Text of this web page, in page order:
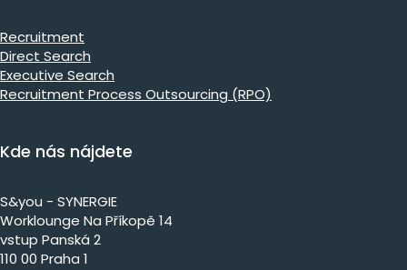
Recruitment
Direct Search
Executive Search
Recruitment Process Outsourcing (RPO)
Kde nás nájdete
S&you - SYNERGIE
Worklounge Na Příkopě 14
vstup Panská 2
110 00 Praha 1